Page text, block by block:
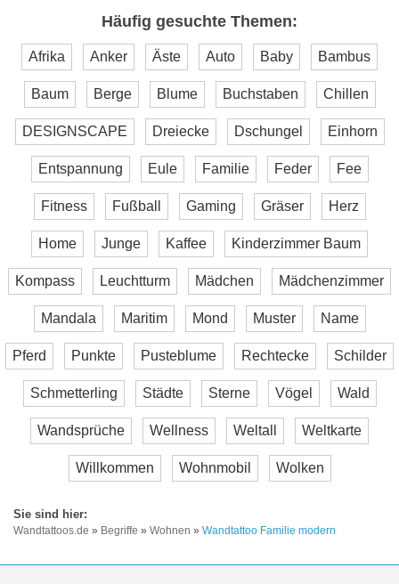
Häufig gesuchte Themen:
Afrika Anker Äste Auto Baby Bambus
Baum Berge Blume Buchstaben Chillen
DESIGNSCAPE Dreiecke Dschungel Einhorn
Entspannung Eule Familie Feder Fee
Fitness Fußball Gaming Gräser Herz
Home Junge Kaffee Kinderzimmer Baum
Kompass Leuchtturm Mädchen Mädchenzimmer
Mandala Maritim Mond Muster Name
Pferd Punkte Pusteblume Rechtecke Schilder
Schmetterling Städte Sterne Vögel Wald
Wandsprüche Wellness Weltall Weltkarte
Willkommen Wohnmobil Wolken
Wandtattoos.de » Begriffe » Wohnen » Wandtattoo Familie modern